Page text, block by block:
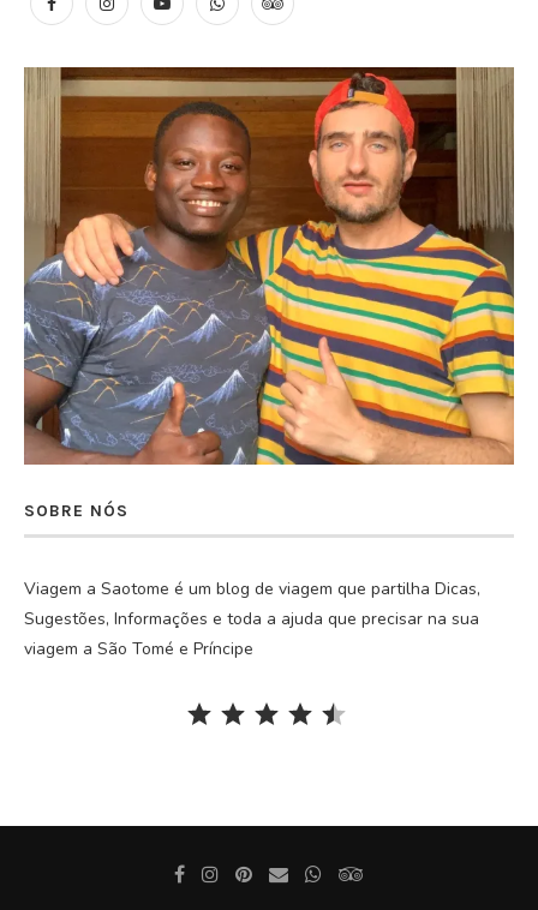
SOBRE NÓS
Viagem a Saotome é um blog de viagem que partilha Dicas,
Sugestões, Informações e toda a ajuda que precisar na sua
viagem a São Tomé e Príncipe